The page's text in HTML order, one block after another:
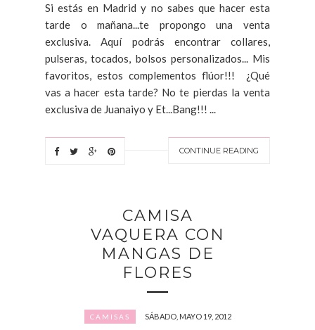
Si estás en Madrid y no sabes que hacer esta
tarde o mañana...te propongo una venta
exclusiva. Aquí podrás encontrar collares,
pulseras, tocados, bolsos personalizados... Mis
favoritos, estos complementos flúor!!! ¿Qué
vas a hacer esta tarde? No te pierdas la venta
exclusiva de Juanaiyo y Et...Bang!!! ...
CONTINUE READING
CAMISA
VAQUERA CON
MANGAS DE
FLORES
CAMISAS SÁBADO, MAYO 19, 2012